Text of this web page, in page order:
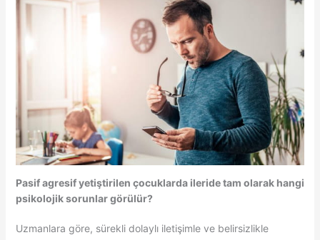
Pasif agresif yetiştirilen çocuklarda ileride tam olarak hangi
psikolojik sorunlar görülür?
Uzmanlara göre, sürekli dolaylı iletişimle ve belirsizlikle